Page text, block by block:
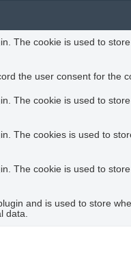
The cookie is used to
the user consent for the
The cookie is used to
The cookies is used to
The cookie is used to
and is used to store
data.